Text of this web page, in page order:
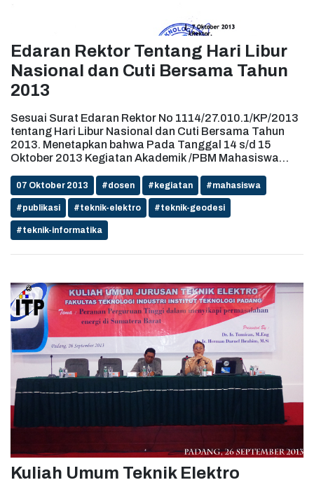
Edaran Rektor Tentang Hari Libur
Nasional dan Cuti Bersama Tahun
2013
Sesuai Surat Edaran Rektor No 1114/27.010.1/KP/2013
tentang Hari Libur Nasional dan Cuti Bersama Tahun
2013. Menetapkan bahwa Pada Tanggal 14 s/d 15
Oktober 2013 Kegiatan Akademik /PBM Mahasiswa
07 Oktober 2013 #dosen #kegiatan #mahasiswa
#publikasi #teknik-elektro #teknik-geodesi
#teknik-informatika
Kuliah Umum Teknik Elektro